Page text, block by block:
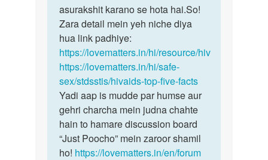
asurakshit karano se hota hai.So!
Zara detail mein yeh niche diya
hua link padhiye:
https://lovematters.in/hi/resource/hiv
https://lovematters.in/hi/safe-
sex/stdsstis/hivaids-top-five-facts
Yadi aap is mudde par humse aur
gehri charcha mein judna chahte
hain to hamare discussion board
“Just Poocho” mein zaroor shamil
ho! https://lovematters.in/en/forum